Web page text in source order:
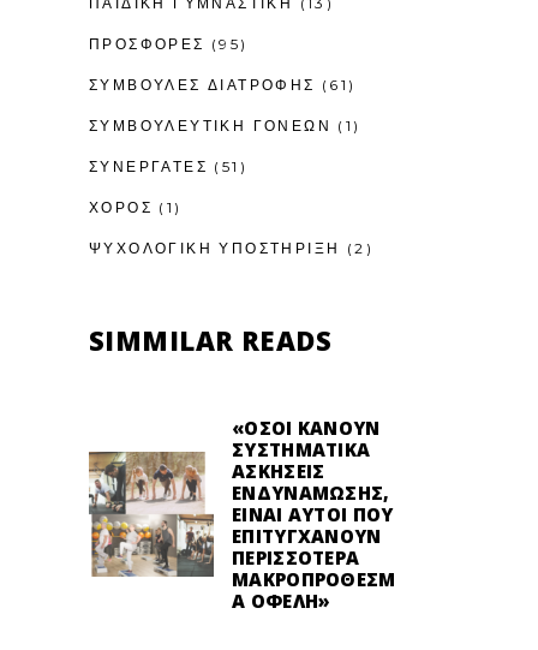
ΠΡΟΣΦΟΡΕΣ (95)
ΣΥΜΒΟΥΛΕΣ ΔΙΑΤΡΟΦΗΣ (61)
ΣΥΜΒΟΥΛΕΥΤΙΚΉ ΓΟΝΈΩΝ (1)
ΣΥΝΕΡΓΑΤΕΣ (51)
ΧΟΡΟΣ (1)
ΨΥΧΟΛΟΓΙΚΉ ΥΠΟΣΤΉΡΙΞΗ (2)
SIMMILAR READS
«ΌΣΟΙ ΚΆΝΟΥΝ
ΣΥΣΤΗΜΑΤΙΚΆ
ΑΣΚΉΣΕΙΣ
ΕΝΔΥΝΆΜΩΣΗΣ,
ΕΊΝΑΙ ΑΥΤΟΊ ΠΟΥ
ΕΠΙΤΥΓΧΆΝΟΥΝ
ΠΕΡΙΣΣΌΤΕΡΑ
ΜΑΚΡΟΠΡΌΘΕΣΜ
Α ΟΦΈΛΗ»